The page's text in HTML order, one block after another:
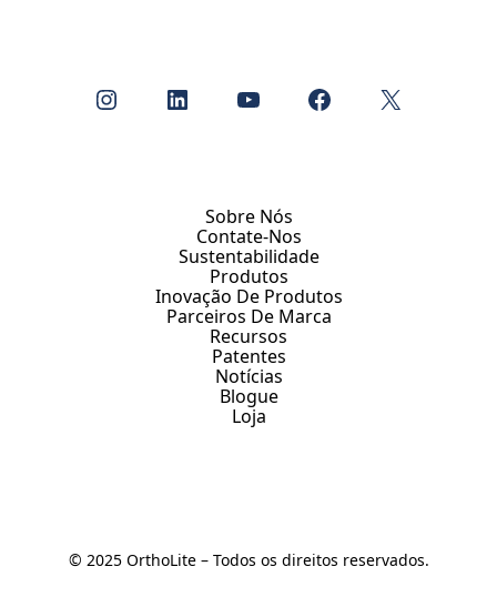
Instagram LinkedIn Youtube Facebook X
Sobre Nós
Contate-Nos
Sustentabilidade
Produtos
Inovação De Produtos
Parceiros De Marca
Recursos
Patentes
Notícias
Blogue
Loja
© 2025 OrthoLite – Todos os direitos reservados.